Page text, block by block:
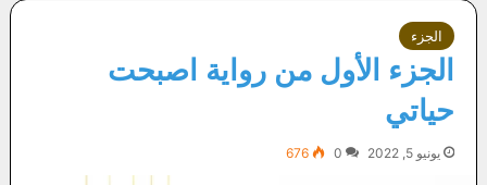
الجزء
الجزء الأول من رواية اصبحت
حياتي
يونيو 5, 2022 0
676